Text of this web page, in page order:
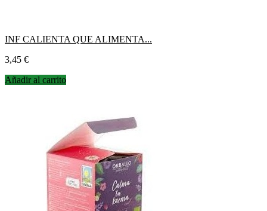
INF CALIENTA QUE ALIMENTA...
Precio
3,45 €
Añadir al carrito